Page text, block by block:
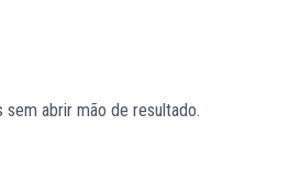
sem abrir mão de resultado.